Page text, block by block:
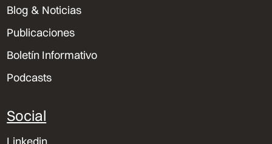
Blog & Noticias
Publicaciones
Boletín Informativo
Podcasts
Social